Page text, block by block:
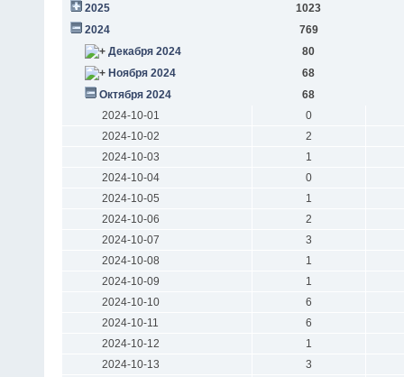
2025
1023
2024
769
Декабря 2024
80
Ноября 2024
68
Октября 2024
68
2024-10-01
0
2024-10-02
2
2024-10-03
1
2024-10-04
0
2024-10-05
1
2024-10-06
2
2024-10-07
3
2024-10-08
1
2024-10-09
1
2024-10-10
6
2024-10-11
6
2024-10-12
1
2024-10-13
3